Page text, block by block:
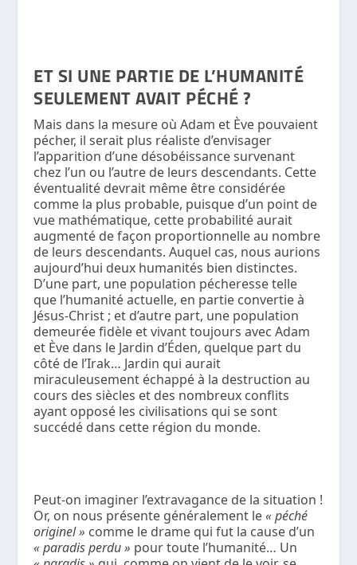
ET SI UNE PARTIE DE L’HUMANITÉ
SEULEMENT AVAIT PÉCHÉ ?
Mais dans la mesure où Adam et Ève pouvaient
pécher, il serait plus réaliste d’envisager
l’apparition d’une désobéissance survenant
chez l’un ou l’autre de leurs descendants. Cette
éventualité devrait même être considérée
comme la plus probable, puisque d’un point de
vue mathématique, cette probabilité aurait
augmenté de façon proportionnelle au nombre
de leurs descendants. Auquel cas, nous aurions
aujourd’hui deux humanités bien distinctes.
D’une part, une population pécheresse telle
que l’humanité actuelle, en partie convertie à
Jésus-Christ ; et d’autre part, une population
demeurée fidèle et vivant toujours avec Adam
et Ève dans le Jardin d’Éden, quelque part du
côté de l’Irak… Jardin qui aurait
miraculeusement échappé à la destruction au
cours des siècles et des nombreux conflits
ayant opposé les civilisations qui se sont
succédé dans cette région du monde.
Peut-on imaginer l’extravagance de la situation !
Or, on nous présente généralement le« péché
originel » comme le drame qui fut la cause d’un
« paradis perdu » pour toute l’humanité… Un